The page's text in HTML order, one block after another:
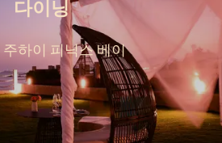
다이닝
주하이 피닉스 베이